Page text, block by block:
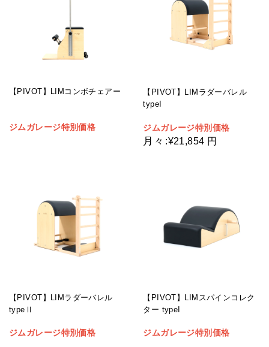
【PIVOT】LIMコンボチェアー
ジムガレージ特別価格
【PIVOT】LIMラダーバレル
typeI
ジムガレージ特別価格
月々 :¥21,854 円
【PIVOT】LIMラダーバレル
typeⅡ
ジムガレージ特別価格
【PIVOT】LIMスパインコレク
ター typeI
ジムガレージ特別価格